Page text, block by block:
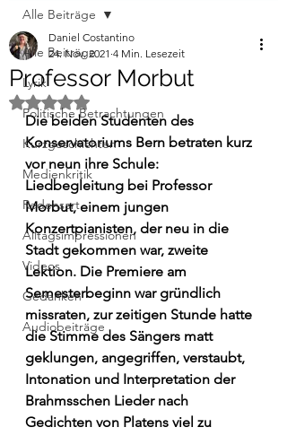
Alle Beiträge
Lyrik
Politische Betrachtungen
Kurzgeschichten
Medienkritik
Redensart
Alltagsimpressionen
Videos
Gedanken
Audiobeiträge
Alle Beiträge
Professor Morbut
Daniel Costantino
24. Nov. 2021 4 Min. Lesezeit
Mit NaN von 5 Sternen bewertet.
Die beiden Studenten des
Konservatoriums Bern betraten kurz
vor neun ihre Schule:
Liedbegleitung bei Professor
Morbut, einem jungen
Konzertpianisten, der neu in die
Stadt gekommen war, zweite
Lektion. Die Premiere am
Semesterbeginn war gründlich
missraten, zur zeitigen Stunde hatte
die Stimme des Sängers matt
geklungen, angegriffen, verstaubt,
Intonation und Interpretation der
Brahmsschen Lieder nach
Gedichten von Platens viel zu